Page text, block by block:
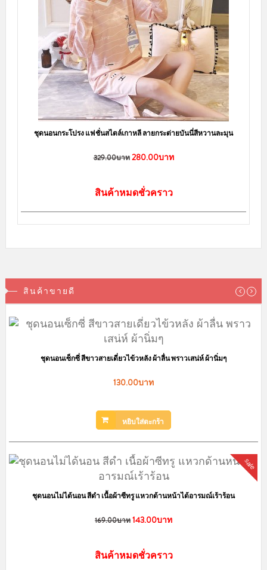
ชุดนอนกระโปรง แฟชั่นสไตล์เกาหลี ลายกระต่ายบันนี่สีหวานละมุน
329.00บาท 280.00บาท
สินค้าหมดชั่วคราว
สินค้าขายดี
ชุดนอนเซ็กซี่ สีขาวสายเดี่ยวไข้วหลัง ผ้าลื่น พราวเสน่ห์ ผ้านิ่มๆ
130.00บาท
หยิบใส่ตะกร้า
sale
ชุดนอนไม่ได้นอน สีดำ เนื้อผ้าซีทรู แหวกด้านหน้าได้อารมณ์เร้าร้อน
169.00บาท143.00บาท
สินค้าหมดชั่วคราว